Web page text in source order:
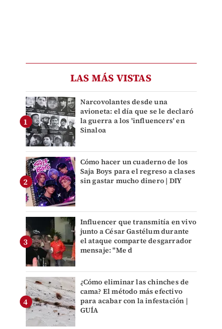
LAS MÁS VISTAS
Narcovolantes desde una
avioneta: el día que se le declaró
la guerra a los 'influencers' en
Sinaloa
Cómo hacer un cuaderno de los
Saja Boys para el regreso a clases
sin gastar mucho dinero | DIY
Influencer que transmitía en vivo
junto a César Gastélum durante
el ataque comparte desgarrador
mensaje: "Me d
¿Cómo eliminar las chinches de
cama? El método más efectivo
para acabar con la infestación |
GUÍA